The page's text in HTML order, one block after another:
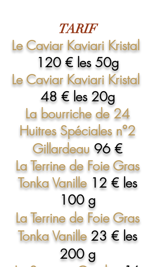
TARIF
Le Caviar Kaviari Kristal
120 € les 50g
Le Caviar Kaviari Kristal
48 €les 20g
La bourriche de 24
Huitres Spéciales n°2
Gillardeau 96 €
La Terrine de Foie Gras
Tonka Vanille 12 € les
100 g
La Terrine de Foie Gras
Tonka Vanille 23 € les
200 g